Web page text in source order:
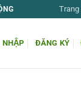
Trang
ĐĂNG KÝ